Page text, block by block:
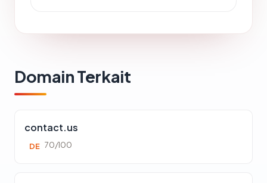
Domain Terkait
contact.us
DE 70/100